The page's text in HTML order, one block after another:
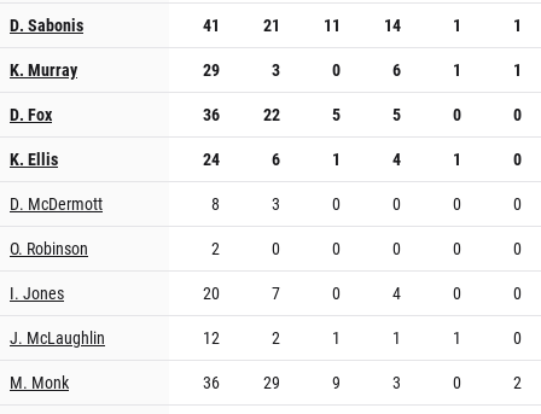
D. Sabonis
41 21 11 14 1
1
K. Murray
29 3 0 6 1
1
D. Fox
36 22 5 5 0
0
K. Ellis
24 6 1 4 1
0
D. McDermott
8 3 0 0 0
0
O. Robinson
2 0 0 0 0
0
I. Jones
20 7 0 4 0
0
J. McLaughlin
12 2 1 1 1
0
M. Monk
36 29 9 3 0
2